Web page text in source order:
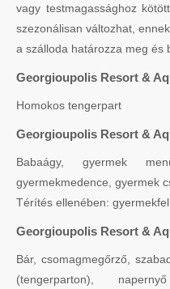
vagy testmagassághoz
szezonálisan változhat,
a szálloda határozza meg és
Georgioupolis Resort &
Homokos tengerpart
Georgioupolis Resort &
Babaágy, gyermek
gyermekmedence, gyermek
Térítés ellenében:
Georgioupolis Resort &
Bár, csomagmegőrző,
(tengerparton),